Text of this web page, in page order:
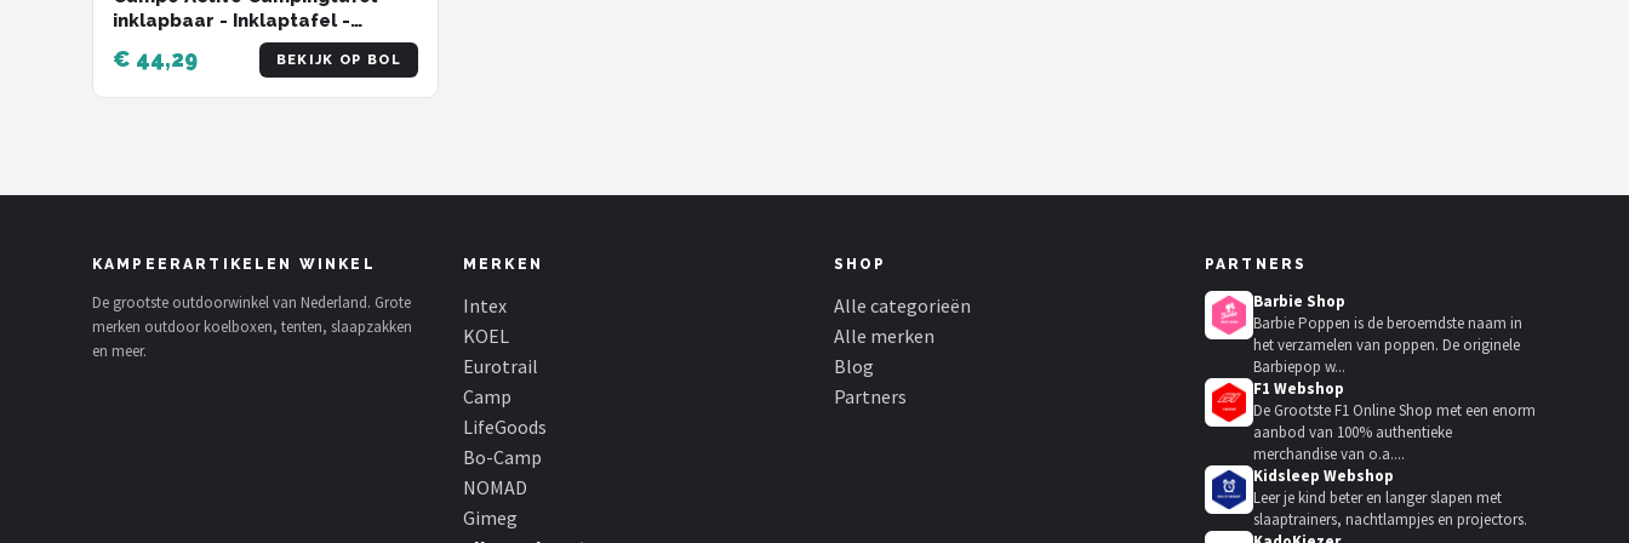
inklapbaar - Inklaptafel -
Opvouwbare Tafel - Vouwtafel
- Inklapbare Tafel - In Hoogte
Verstelbaar- 75 x 55 x 31 - 71 cm
€ 44,29 BEKIJK OP BOL
KAMPEERARTIKELEN WINKEL
De grootste outdoorwinkel van Nederland. Grote
merken outdoor koelboxen, tenten, slaapzakken
en meer.
MERKEN
Intex
KOEL
Eurotrail
Camp
LifeGoods
Bo-Camp
NOMAD
Gimeg
SHOP
Alle categorieën
Alle merken
Blog
Partners
PARTNERS
Barbie Shop
Barbie Poppen is de beroemdste naam in
het verzamelen van poppen. De originele
Barbiepop w...
F1 Webshop
De Grootste F1 Online Shop met een enorm
aanbod van 100% authentieke
merchandise van o.a....
Kidsleep Webshop
Leer je kind beter en langer slapen met
slaaptrainers, nachtlampjes en projectors.